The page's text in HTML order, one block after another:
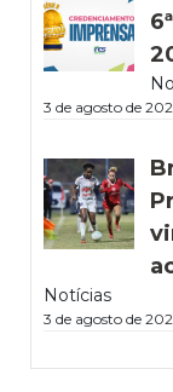
3 de agosto de
Notícias
3 de agosto de